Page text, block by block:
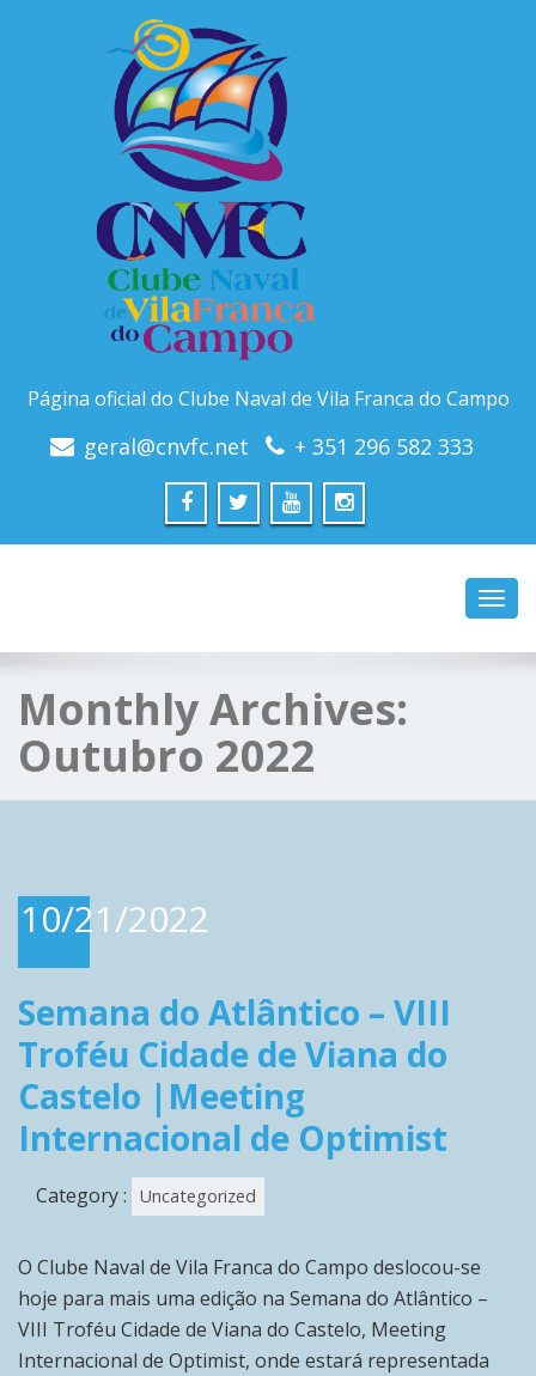
Página oficial do Clube Naval de Vila Franca do Campo
geral@cnvfc.net + 351 296 582 333
Monthly Archives:
Outubro 2022
10/21/2022
Semana do Atlântico – VIII
Troféu Cidade de Viana do
Castelo |Meeting
Internacional de Optimist
Category : Uncategorized
O Clube Naval de Vila Franca do Campo deslocou-se
hoje para mais uma edição na Semana do Atlântico –
VIII Troféu Cidade de Viana do Castelo, Meeting
Internacional de Optimist, onde estará representada